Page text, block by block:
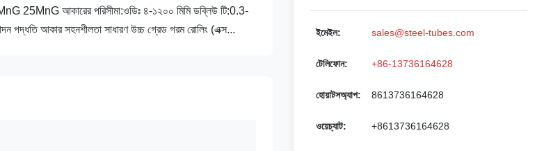
25MnG আকারের পরিসীমা:ওডিঃ ৪-১২০০ মিমি ডব্লিউ টি:0.3-
পদ্ধতি আকার সহনশীলতা সাধারণ উচ্চ গ্রেড গরম রোলিং (এক্স...
ইমেইল: sales@steel-tubes.com
টেলিফোন: +86-13736164628
হোয়াটসঅ্যাপ: 8613736164628
ওয়েচ্যাট: +8613736164628